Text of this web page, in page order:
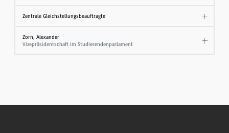
Zentrale Gleichstellungsbeauftragte
Zorn, Alexander
Vizepräsidentschaft im Studierendenparlament